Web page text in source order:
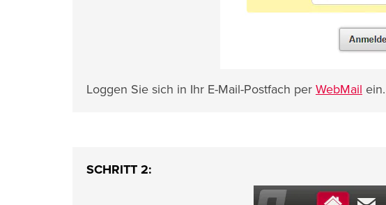
Loggen Sie sich in Ihr E-Mail-Postfach per WebMail ein.
SCHRITT 2: